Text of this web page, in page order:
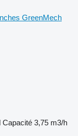
GreenMech
Capacité 3,75 m3/h